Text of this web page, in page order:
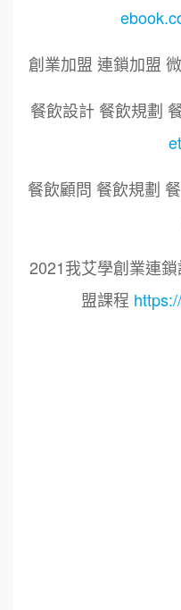
創業加盟 連鎖加盟
餐飲設計 餐飲規劃
餐飲顧問 餐飲規劃
2021我艾學創業連
盟課程